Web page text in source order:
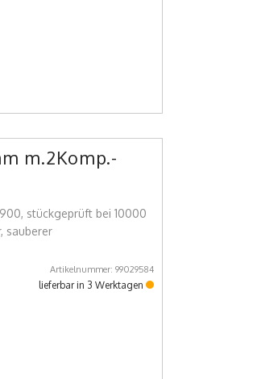
m.2Komp.-
stückgeprüft bei 10000
sauberer
Artikelnummer: 99029584
lieferbar in 3 Werktagen